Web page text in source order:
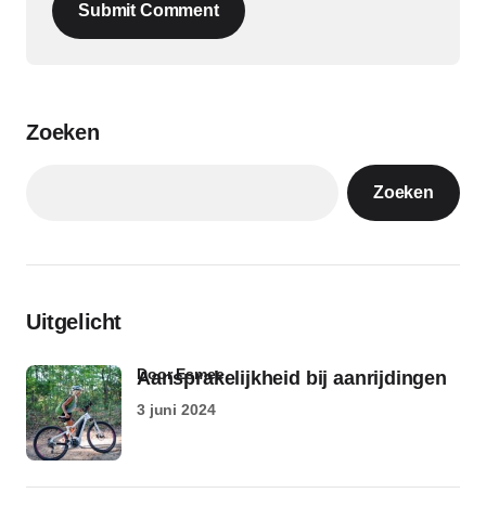
Submit Comment
Zoeken
Zoeken
Uitgelicht
Aansprakelijkheid bij aanrijdingen
door Esmee
3 juni 2024